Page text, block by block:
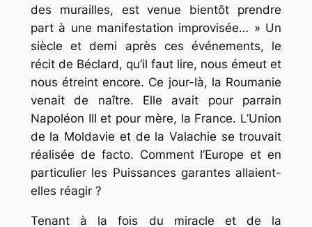
des murailles, est venue bientôt prendre
part à une manifestation improvisée… » Un
siècle et demi après ces événements, le
récit de Béclard, qu’il faut lire, nous émeut et
nous étreint encore. Ce jour-là, la Roumanie
venait de naître. Elle avait pour parrain
Napoléon III et pour mère, la France. L’Union
de la Moldavie et de la Valachie se trouvait
réalisée de facto. Comment l’Europe et en
particulier les Puissances garantes allaient-
elles réagir ?
Tenant à la fois du miracle et de la